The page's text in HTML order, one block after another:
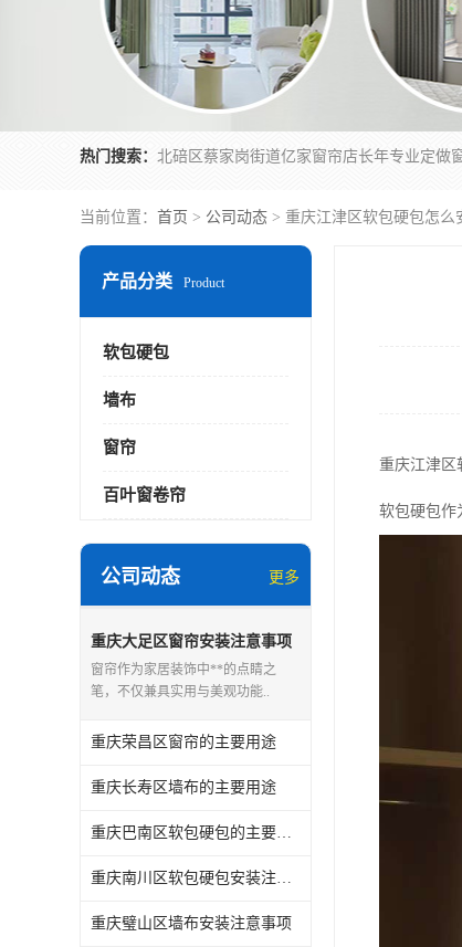
热门搜索：
当前位置： 首页 > 公司动态 > 重庆江津区软包硬包怎么
产品分类 Product
软包硬包
墙布
窗帘
百叶窗卷帘
公司动态 更多
重庆大足区窗帘安装注意事项
窗帘作为家居装饰中**的点睛之
笔，不仅兼具实用与美观功能..
重庆荣昌区窗帘的主要用途
重庆长寿区墙布的主要用途
重庆巴南区软包硬包的主要用途
重庆南川区软包硬包安装注意事项
重庆璧山区墙布安装注意事项
重庆江津区
软包硬包作